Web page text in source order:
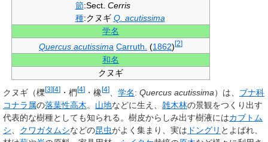
節:Sect. Cerris
種:クヌギ Q. acutissima
学名
Quercus acutissima Carruth. (1862)[2]
和名
クヌギ
クヌギ （櫟[3][4] ・椚[4] ・橡[4] 学名: Quercus acutissima）は、 ブナ科
コナラ属の落葉性高木。 山地などに生え、 雑木林の景観をつくり出す
代表的な樹種としても知られる。樹皮からしみ出す樹液にはカブトム
シ
クワガタムシなどの昆虫がよく集まり、実は ドングリ とよばれ、